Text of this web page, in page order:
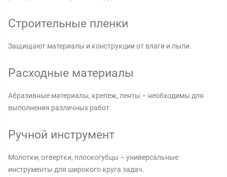
Строительные пленки
Защищают материалы и конструкции от влаги и пыли.
Расходные материалы
Абразивные материалы, крепеж, ленты – необходимы для
выполнения различных работ.
Ручной инструмент
Молотки, отвертки, плоскогубцы – универсальные
инструменты для широкого круга задач.